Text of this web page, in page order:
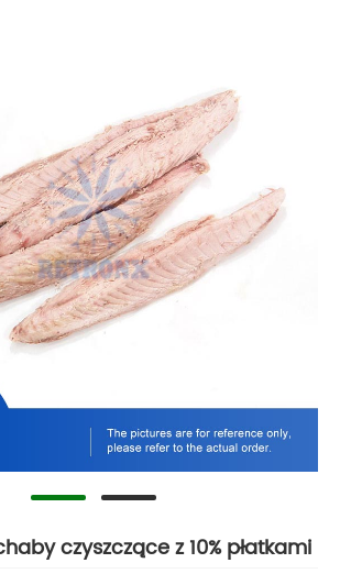
czyszczące z 10% płatkami